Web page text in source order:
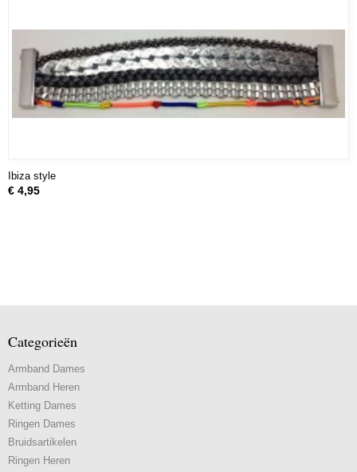
Ibiza style
€ 4,95
Categorieën
Armband Dames
Armband Heren
Ketting Dames
Ringen Dames
Bruidsartikelen
Ringen Heren